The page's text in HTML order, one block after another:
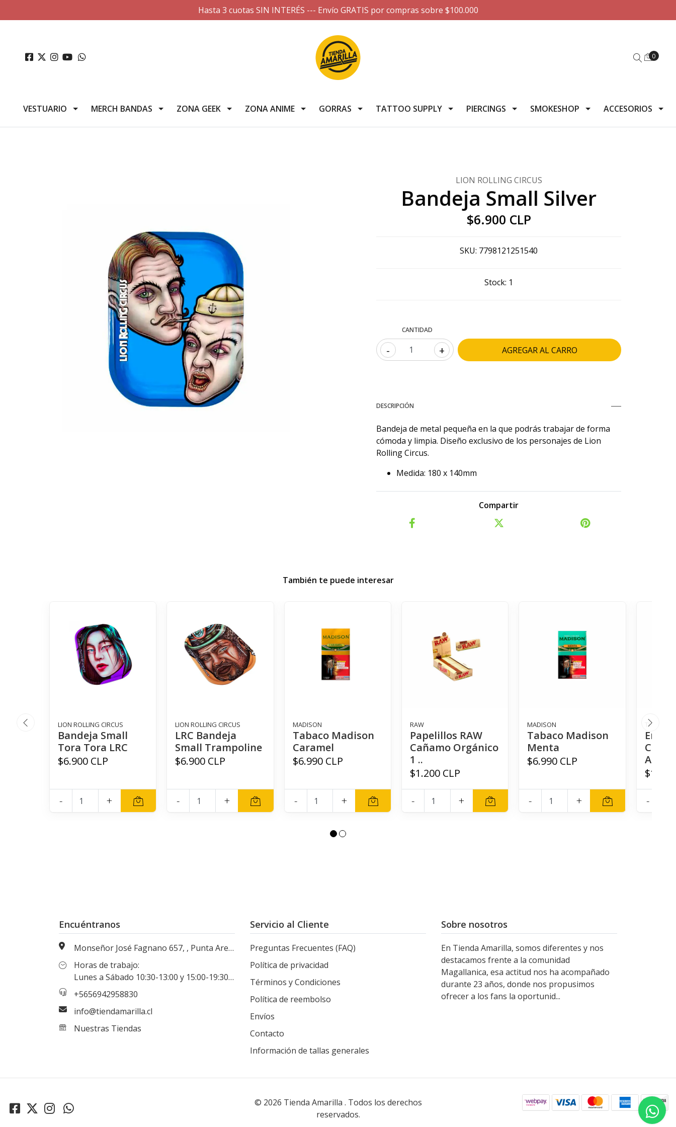
Hasta 3 cuotas SIN INTERÉS --- Envío GRATIS por compras sobre $100.000
0
VESTUARIO MERCH BANDAS ZONA GEEK ZONA ANIME GORRAS TATTOO SUPPLY PIERCINGS SMOKESHOP ACCESORIOS
LION ROLLING CIRCUS
Bandeja Small Silver
$6.900 CLP
SKU: 7798121251540
Stock: 1
CANTIDAD
- +
DESCRIPCIÓN
Bandeja de metal pequeña en la que podrás trabajar de forma
cómoda y limpia. Diseño exclusivo de los personajes de Lion
Rolling Circus.
Medida: 180 x 140mm
Compartir
También te puede interesar
LION ROLLING CIRCUS
Bandeja Small
Tora Tora LRC
$6.900 CLP
- +
LION ROLLING CIRCUS
LRC Bandeja
Small Trampoline
$6.900 CLP
- +
MADISON
Tabaco Madison
Caramel
$6.990 CLP
- +
RAW
Papelillos RAW
Cañamo Orgánico
1 ..
$1.200 CLP
- +
MADISON
Tabaco Madison
Menta
$6.990 CLP
- +
THE
-
Encuéntranos
Monseñor José Fagnano 657, , Punta Arenas, Magallanes, Chile
Horas de trabajo:
Lunes a Sábado 10:30-13:00 y 15:00-19:30 hrs
+5656942958830
info@tiendamarilla.cl
Nuestras Tiendas
Servicio al Cliente
Preguntas Frecuentes (FAQ)
Política de privacidad
Términos y Condiciones
Política de reembolso
Envíos
Contacto
Información de tallas generales
Sobre nosotros
En Tienda Amarilla, somos diferentes y nos
destacamos frente a la comunidad
Magallanica, esa actitud nos ha acompañado
durante 23 años, donde nos propusimos
ofrecer a los fans la oportunid...
© 2026 Tienda Amarilla . Todos los derechos
reservados.